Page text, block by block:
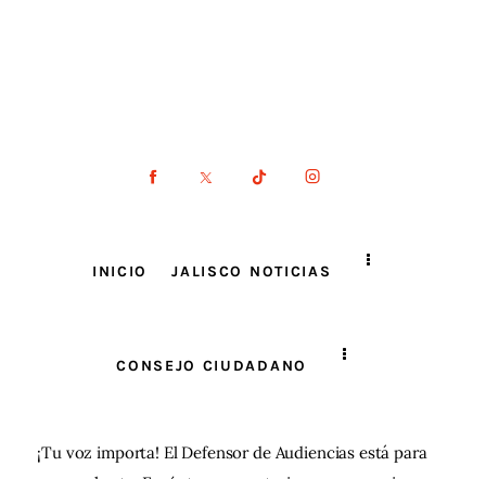
INICIO JALISCO NOTICIAS
CONSEJO CIUDADANO
¡Tu voz importa! El Defensor de Audiencias está para